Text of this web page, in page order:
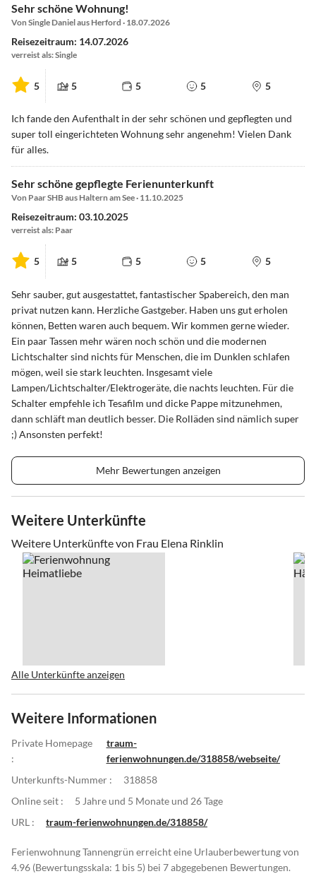
Sehr schöne Wohnung!
Von Single Daniel aus Herford · 18.07.2026
Reisezeitraum: 14.07.2026
verreist als: Single
5 5 5 5 5
Ich fande den Aufenthalt in der sehr schönen und gepflegten und
super toll eingerichteten Wohnung sehr angenehm! Vielen Dank
für alles.
Sehr schöne gepflegte Ferienunterkunft
Von Paar SHB aus Haltern am See · 11.10.2025
Reisezeitraum: 03.10.2025
verreist als: Paar
5 5 5 5 5
Sehr sauber, gut ausgestattet, fantastischer Spabereich, den man
privat nutzen kann. Herzliche Gastgeber. Haben uns gut erholen
können, Betten waren auch bequem. Wir kommen gerne wieder.
Ein paar Tassen mehr wären noch schön und die modernen
Lichtschalter sind nichts für Menschen, die im Dunklen schlafen
mögen, weil sie stark leuchten. Insgesamt viele
Lampen/Lichtschalter/Elektrogeräte, die nachts leuchten. Für die
Schalter empfehle ich Tesafilm und dicke Pappe mitzunehmen,
dann schläft man deutlich besser. Die Rolläden sind nämlich super
;) Ansonsten perfekt!
Mehr Bewertungen anzeigen
Weitere Unterkünfte
Weitere Unterkünfte von Frau Elena Rinklin
Alle Unterkünfte anzeigen
Weitere Informationen
Private Homepage
:
traum-
ferienwohnungen.de/318858/webseite/
Unterkunfts-Nummer :
318858
Online seit :
5 Jahre und 5 Monate und 26 Tage
URL :
traum-ferienwohnungen.de/318858/
Ferienwohnung Tannengrün erreicht eine Urlauberbewertung von
4.96 (Bewertungsskala: 1 bis 5) bei 7 abgegebenen Bewertungen.